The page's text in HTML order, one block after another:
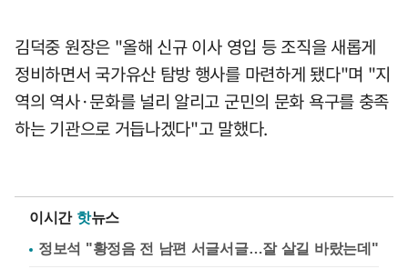
김덕중 원장은 "올해 신규 이사 영입 등 조직을 새롭게
정비하면서 국가유산 탐방 행사를 마련하게 됐다"며 "지
역의 역사·문화를 널리 알리고 군민의 문화 욕구를 충족
하는 기관으로 거듭나겠다"고 말했다.
이시간 핫뉴스
정보석 "황정음 전 남편 서글서글…잘 살길 바랐는데"